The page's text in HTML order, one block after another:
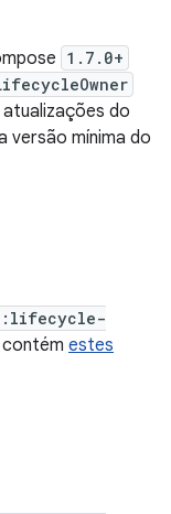
1.7.0+
do
versão mínima do
contém estes